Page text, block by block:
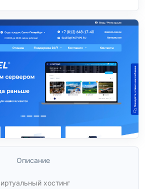
Описание
хостинг